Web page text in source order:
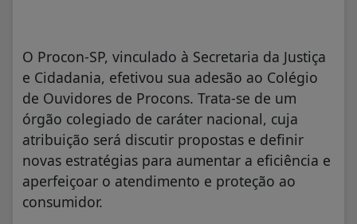
O Procon-SP, vinculado à Secretaria da Justiça
e Cidadania, efetivou sua adesão ao Colégio
de Ouvidores de Procons. Trata-se de um
órgão colegiado de caráter nacional, cuja
atribuição será discutir propostas e definir
novas estratégias para aumentar a eficiência e
aperfeiçoar o atendimento e proteção ao
consumidor.